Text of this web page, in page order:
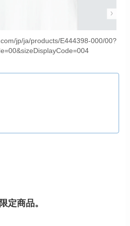
jp/ja/products/E444398-000/00?
定商品。